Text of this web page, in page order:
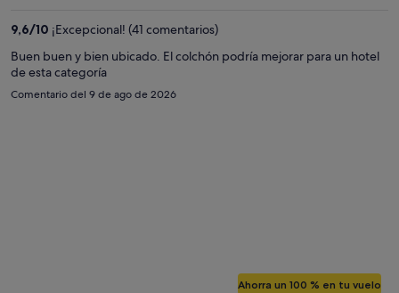
por
9,6/10 ¡Excepcional! (41 comentarios)
Buen buen y bien ubicado. El colchón podría mejorar para un hotel
de esta categoría
Comentario del 9 de ago de 2026
Ahorra un 100 % en tu vuelo